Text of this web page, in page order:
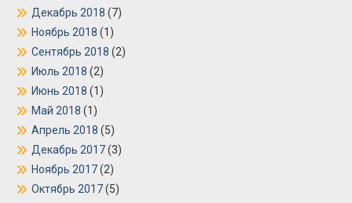
Декабрь 2018 (7)
Ноябрь 2018 (1)
Сентябрь 2018 (2)
Июль 2018 (2)
Июнь 2018 (1)
Май 2018 (1)
Апрель 2018 (5)
Декабрь 2017(3)
Ноябрь 2017(2)
Октябрь 2017(5)